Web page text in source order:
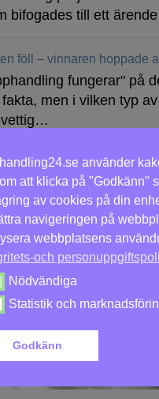
bifogades till ett
föll – vinnaren hoppade
fungerar" på
men i vilken typ
vettig…
KURSER
använder
att klicka på "Godkänn"
av cookies på din
navigeringen på
webbplatsens
och
Nödvändiga
och marknadsföring
Statistik och
Godkänn